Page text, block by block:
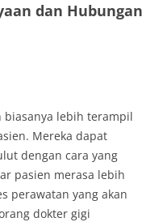
dan Hubungan
biasanya lebih terampil
Mereka dapat
dengan cara yang
pasien merasa lebih
perawatan yang akan
dokter gigi